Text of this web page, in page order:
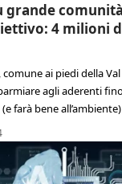
grande
4 milioni
ai piedi della
agli aderenti
farà bene all’ambiente)